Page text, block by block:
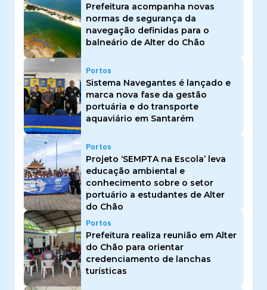
Prefeitura acompanha novas
normas de segurança da
navegação definidas para o
balneário de Alter do Chão
Portos
Sistema Navegantes é lançado e
marca nova fase da gestão
portuária e do transporte
aquaviário em Santarém
Portos
Projeto ‘SEMPTA na Escola’ leva
educação ambiental e
conhecimento sobre o setor
portuário a estudantes de Alter
do Chão
Portos
Prefeitura realiza reunião em Alter
do Chão para orientar
credenciamento de lanchas
turísticas